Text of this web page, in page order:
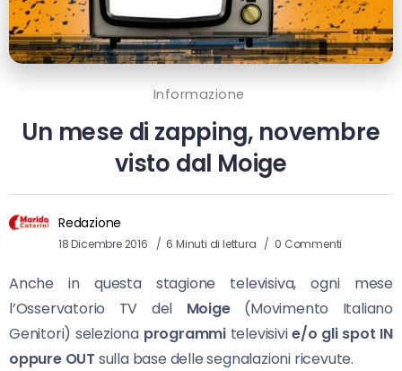
Informazione
Un mese di zapping, novembre
visto dal Moige
Redazione
18 Dicembre 2016 6 Minuti di lettura 0 Commenti
Anche in questa stagione televisiva, ogni mese
l’Osservatorio TV del Moige(Movimento Italiano
Genitori) seleziona programmitelevisivie/o gli spot IN
oppure OUT sulla base delle segnalazioni ricevute.